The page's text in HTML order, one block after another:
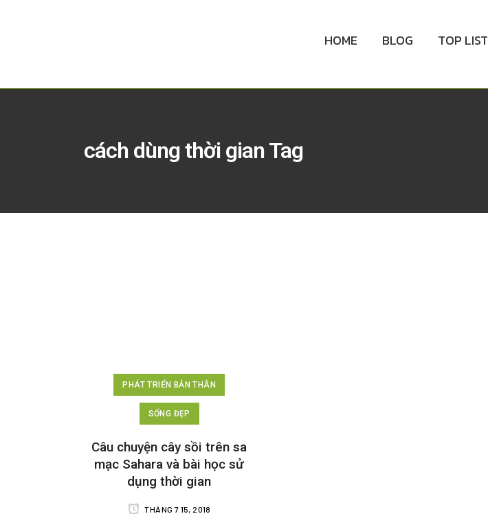
HOME BLOG TOP LIST
cách dùng thời gian Tag
PHÁT TRIỂN BẢN THÂN
SỐNG ĐẸP
Câu chuyện cây sồi trên sa
mạc Sahara và bài học sử
dụng thời gian
THÁNG 7 15, 2018